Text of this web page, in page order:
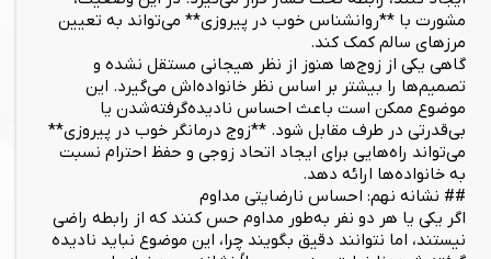
مشورت با **روانشناس خوب در پیروزی** می‌تواند به تعیین
مرزهای سالم کمک کند.
گاهی یکی از زوج‌ها هنوز از نظر هیجانی مستقل نشده و
تصمیم‌ها را بیشتر بر اساس نظر خانواده‌اش می‌گیرد. این
موضوع ممکن است باعث احساس نادیده‌گرفته‌شدن یا
بی‌قدرتی در طرف مقابل شود. **زوج درمانگر خوب در پیروزی**
می‌تواند راه‌هایی برای ایجاد اتحاد زوجی و حفظ احترام نسبت
به خانواده‌ها ارائه دهد.
## نشانه نهم: احساس نارضایتی مداوم
اگر یکی یا هر دو نفر به‌طور مداوم حس کنند که از رابطه راضی
نیستند، اما نتوانند دقیق بگویند چرا، این موضوع نباید نادیده